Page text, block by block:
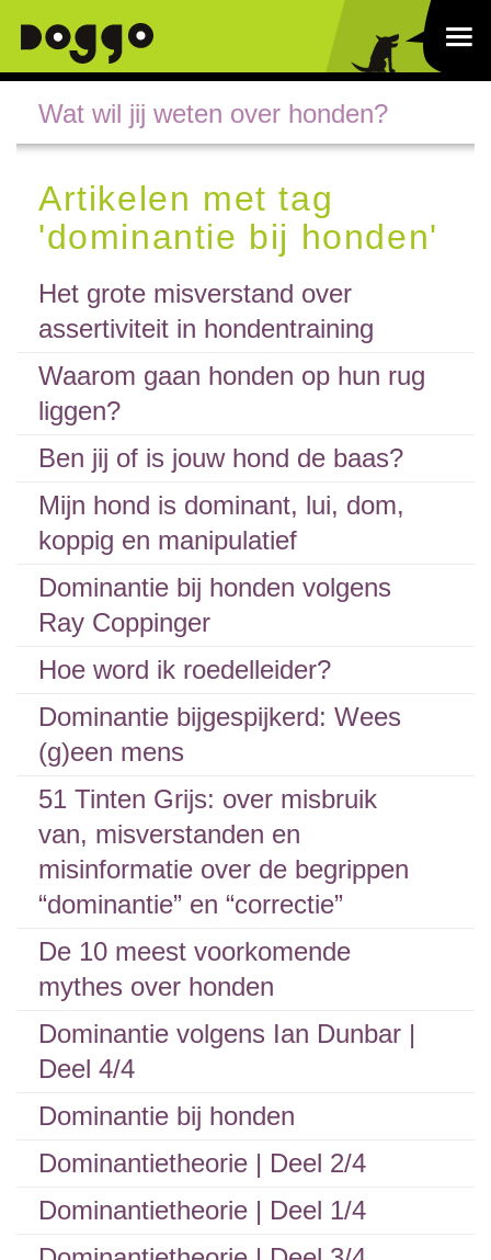
Wat wil jij weten over honden?
Artikelen met tag
'dominantie bij honden'
Het grote misverstand over
assertiviteit in hondentraining
Waarom gaan honden op hun rug
liggen?
Ben jij of is jouw hond de baas?
Mijn hond is dominant, lui, dom,
koppig en manipulatief
Dominantie bij honden volgens
Ray Coppinger
Hoe word ik roedelleider?
Dominantie bijgespijkerd: Wees
(g)een mens
51 Tinten Grijs: over misbruik
van, misverstanden en
misinformatie over de begrippen
“dominantie” en “correctie”
De 10 meest voorkomende
mythes over honden
Dominantie volgens Ian Dunbar |
Deel 4/4
Dominantie bij honden
Dominantietheorie | Deel 2/4
Dominantietheorie | Deel 1/4